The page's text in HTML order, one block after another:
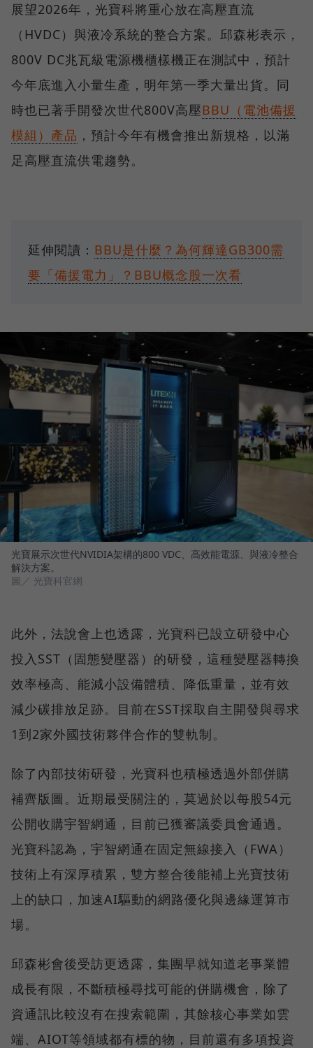
展望2026年，光寶科將重心放在高壓直流
（HVDC）與液冷系統的整合方案。邱森彬表示，
800V DC兆瓦級電源機櫃樣機正在測試中，預計
今年底進入小量生產，明年第一季大量出貨。同
時也已著手開發次世代800V高壓BBU（電池備援
模組）產品 ，預計今年有機會推出新規格，以滿
足高壓直流供電趨勢。
延伸閱讀： BBU是什麼？為何輝達GB300需
要「備援電力」？BBU概念股一次看
光寶展示次世代NVIDIA架構的800 VDC、高效能電源、與液冷整合
解決方案。
圖／ 光寶科官網
此外，法說會上也透露，光寶科已設立研發中心
投入SST（固態變壓器）的研發，這種變壓器轉換
效率極高、能減小設備體積、降低重量，並有效
減少碳排放足跡。目前在SST採取自主開發與尋求
1到2家外國技術夥伴合作的雙軌制。
除了內部技術研發，光寶科也積極透過外部併購
補齊版圖。近期最受關注的，莫過於以每股54元
公開收購宇智網通，目前已獲審議委員會通過。
光寶科認為，宇智網通在固定無線接入（FWA）
技術上有深厚積累，雙方整合後能補上光寶技術
上的缺口，加速AI驅動的網路優化與邊緣運算市
場。
邱森彬會後受訪更透露，集團早就知道老事業體
成長有限，不斷積極尋找可能的併購機會，除了
資通訊比較沒有在搜索範圍，其餘核心事業如雲
端、AIOT等領域都有標的物，目前還有多項投資